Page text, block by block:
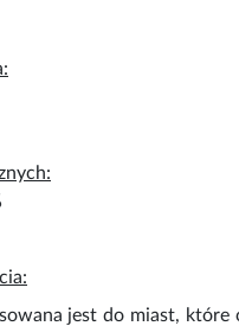
jest do miast,